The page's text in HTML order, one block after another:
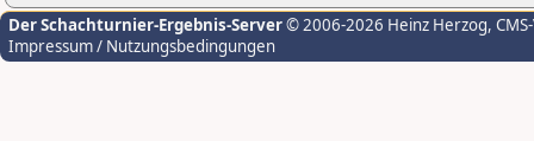
Der Schachturnier-Ergebnis-Server© 2006-2026 Heinz Herzog,
Impressum / Nutzungsbedingungen